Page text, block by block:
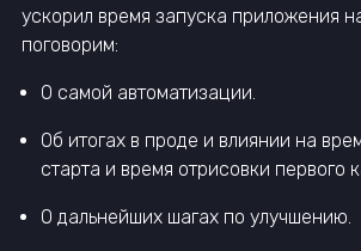
ускорил время запуска приложения
поговорим:
О самой автоматизации.
Об итогах в проде и влиянии на
старта и время отрисовки первого
О дальнейших шагах по улучшению.